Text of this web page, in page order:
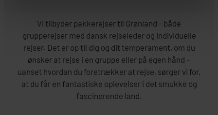
Vi tilbyder pakkerejser til Grønland - både
grupperejser med dansk rejseleder og individuelle
rejser. Det er op til dig og dit temperament, om du
ønsker at rejse i en gruppe eller på egen hånd –
uanset hvordan du foretrækker at rejse, sørger vi for,
at du får en fantastiske oplevelser i det smukke og
fascinerende land.